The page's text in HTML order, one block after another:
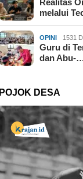
melalui
OPINI 1531
Guru di
dan Abu-
POJOK DESA